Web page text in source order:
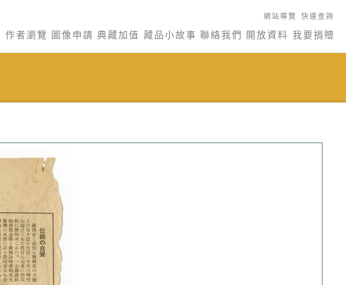
網站導覽 快速查詢
作者瀏覽 圖像申請 典藏加值 藏品小故事 聯絡我們 開放資料 我要捐贈